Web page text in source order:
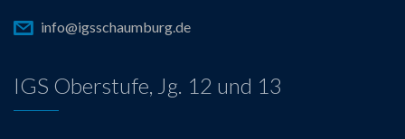
info@igsschaumburg.de
IGS Oberstufe, Jg. 12 und 13